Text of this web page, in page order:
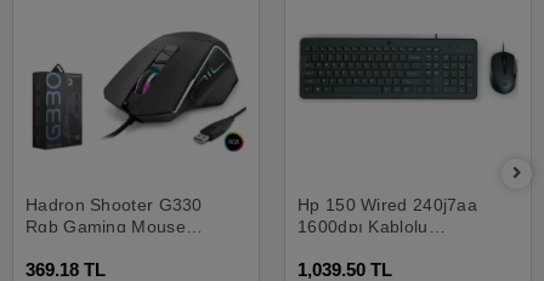
Hadron Shooter G330
Rgb Gaming Mouse
369.18 TL
Hp 150 Wired 240j7aa
1600dpı Kablolu
1,039.50 TL